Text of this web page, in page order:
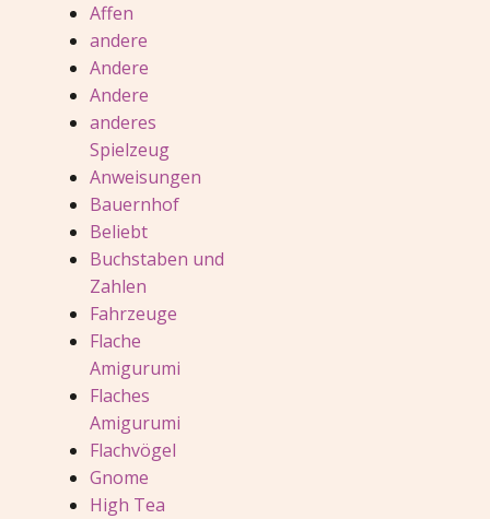
Affen
andere
Andere
Andere
anderes
Spielzeug
Anweisungen
Bauernhof
Beliebt
Buchstaben und
Zahlen
Fahrzeuge
Flache
Amigurumi
Flaches
Amigurumi
Flachvögel
Gnome
High Tea